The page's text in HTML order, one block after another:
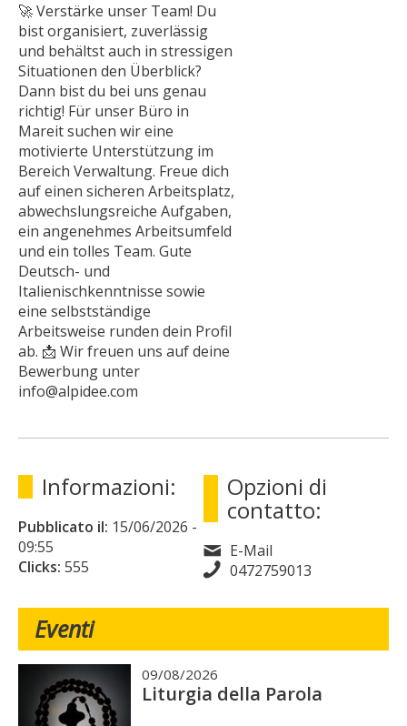
🚀 Verstärke unser Team! Du
bist organisiert, zuverlässig
und behältst auch in stressigen
Situationen den Überblick?
Dann bist du bei uns genau
richtig! Für unser Büro in
Mareit suchen wir eine
motivierte Unterstützung im
Bereich Verwaltung. Freue dich
auf einen sicheren Arbeitsplatz,
abwechslungsreiche Aufgaben,
ein angenehmes Arbeitsumfeld
und ein tolles Team. Gute
Deutsch- und
Italienischkenntnisse sowie
eine selbstständige
Arbeitsweise runden dein Profil
ab. 📩 Wir freuen uns auf deine
Bewerbung unter
info@alpidee.com
Informazioni:
Pubblicato il: 15/06/2026 -
09:55
Clicks: 555
Opzioni di
contatto:
E-Mail
0472759013
Eventi
09/08/2026
Liturgia della Parola